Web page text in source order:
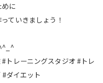
に
ていきましょう！
^_^
トレーニングスタジオ #トレ
ダイエット